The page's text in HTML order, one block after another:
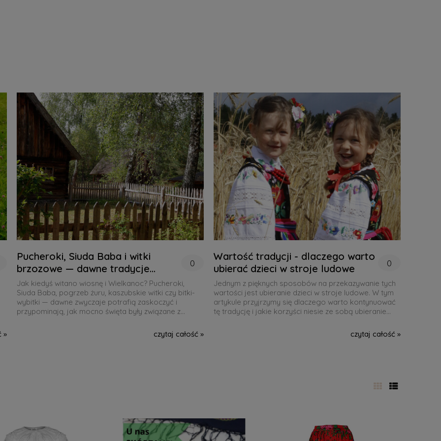
»
Pucheroki, Siuda Baba i witki
brzozowe — dawne tradycje
wielkanocne
0
Jak kiedyś witano wiosnę i Wielkanoc? Pucheroki,
Siuda Baba, pogrzeb żuru, kaszubskie witki czy bitki-
wybitki — dawne zwyczaje potrafią zaskoczyć i
przypominają, jak mocno święta były związane z
Może w tym roku warto wrócić do choć jednej z nich?
czytaj całość »
Wartość tradycji - dlaczego warto
ubierać dzieci w stroje ludowe
0
Jednym z pięknych sposobów na przekazywanie tych
wartości jest ubieranie dzieci w stroje ludowe. W tym
artykule przyjrzymy się dlaczego warto kontynuować
tę tradycję i jakie korzyści niesie ze sobą ubieranie
czytaj całość »